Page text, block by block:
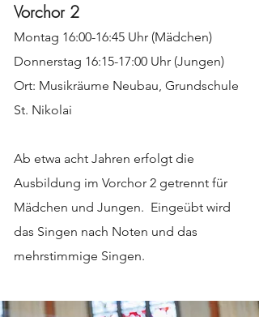
Vorchor 2
Montag 16:00-16:45 Uhr (Mädchen)
Donnerstag 16:15-17:00 Uhr (Jungen)
Ort: Musikräume Neubau, Grundschule
St. Nikolai
Ab etwa acht Jahren erfolgt die
Ausbildung im Vorchor 2 getrennt für
Mädchen und Jungen. Eingeübt wird
das Singen nach Noten und das
mehrstimmige Singen.